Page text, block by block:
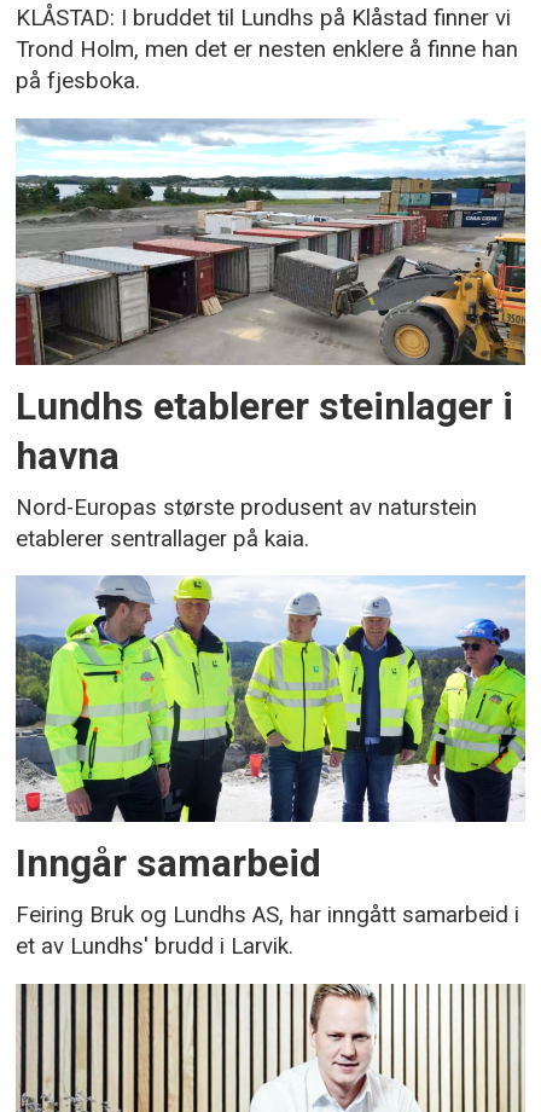
KLÅSTAD: I bruddet til Lundhs på Klåstad finner vi
Trond Holm, men det er nesten enklere å finne han
på fjesboka.
Lundhs etablerer steinlager i
havna
Nord-Europas største produsent av naturstein
etablerer sentrallager på kaia.
Inngår samarbeid
Feiring Bruk og Lundhs AS, har inngått samarbeid i
et av Lundhs' brudd i Larvik.